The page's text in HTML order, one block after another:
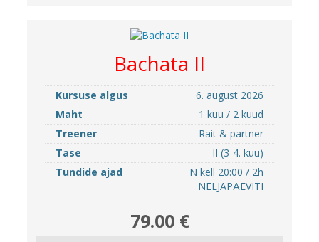
Bachata II
Kursuse algus
6. august 2026
Maht
1 kuu / 2 kuud
Treener
Rait & partner
Tase
II (3-4. kuu)
Tundide ajad
N kell 20:00 / 2h
NELJAPÄEVITI
79.00 €